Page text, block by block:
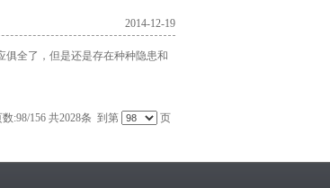
2014-12-19
全了，但是还是存在种种隐患和
数:98/156 共2028条 到第 页